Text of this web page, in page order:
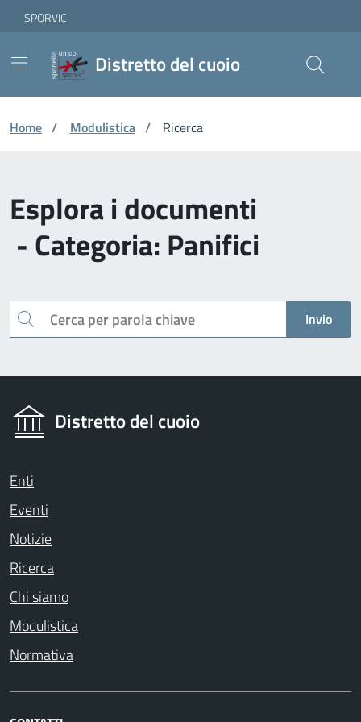
Skip to Main Content
Vai ai contenuti
Vai al footer
SPORVIC
Distretto del cuoio
Home / Modulistica / Ricerca
Esplora i documenti
- Categoria: Panifici
Cerca Invio
Distretto del cuoio
Enti
Eventi
Notizie
Ricerca
Chi siamo
Modulistica
Normativa